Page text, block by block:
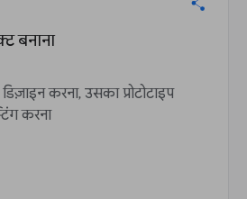
बनाना
करना, उसका प्रोटोटाइप
करना